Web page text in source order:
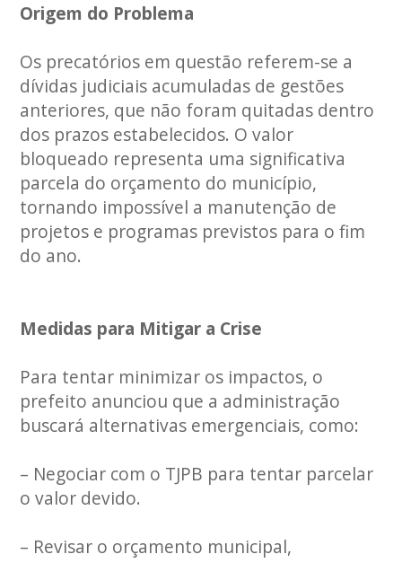
Origem do Problema
Os precatórios em questão referem-se a
dívidas judiciais acumuladas de gestões
anteriores, que não foram quitadas dentro
dos prazos estabelecidos. O valor
bloqueado representa uma significativa
parcela do orçamento do município,
tornando impossível a manutenção de
projetos e programas previstos para o fim
do ano.
Medidas para Mitigar a Crise
Para tentar minimizar os impactos, o
prefeito anunciou que a administração
buscará alternativas emergenciais, como:
– Negociar com o TJPB para tentar parcelar
o valor devido.
– Revisar o orçamento municipal,